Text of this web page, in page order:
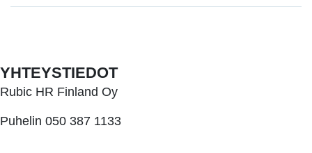
YHTEYSTIEDOT
Rubic HR Finland Oy
Puhelin 050 387 1133